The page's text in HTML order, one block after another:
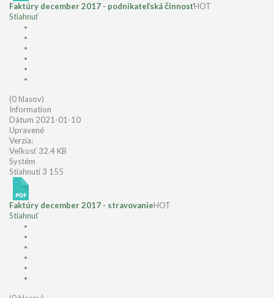
Faktúry december 2017 - podnikateľská činnosťHOT
Stiahnuť
(0 hlasov)
Information
Dátum 2021-01-10
Upravené
Verzia:
Veľkosť 32.4 KB
Systém
Stiahnutí 3 155
Faktúry december 2017 - stravovanieHOT
Stiahnuť